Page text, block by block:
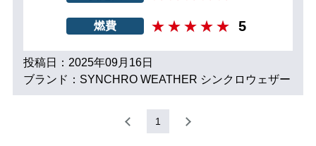
燃費 5
投稿日：2025年09月16日
ブランド：SYNCHRO WEATHER シンクロウェザー
1